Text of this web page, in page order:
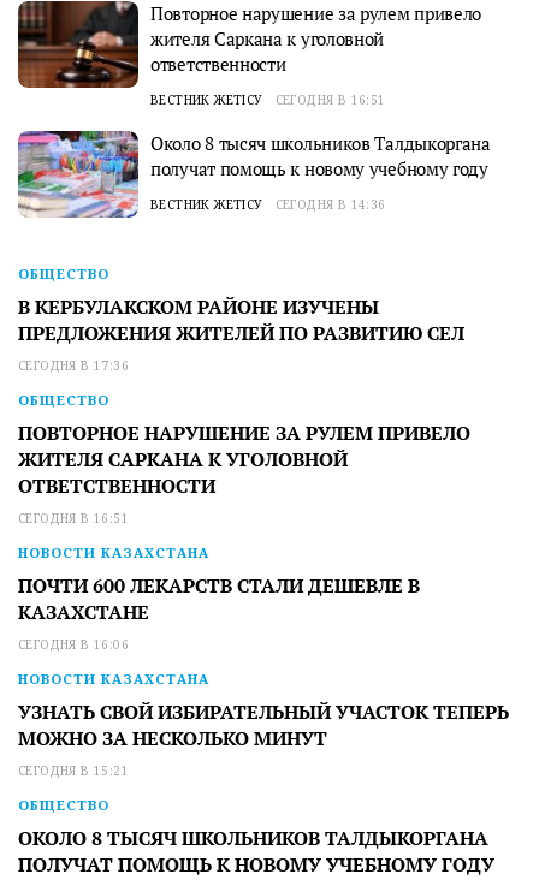
Повторное нарушение за рулем привело
жителя Саркана к уголовной
ответственности
ВЕСТНИК ЖЕТІСУ СЕГОДНЯ В 16:51
Около 8 тысяч школьников Талдыкоргана
получат помощь к новому учебному году
ВЕСТНИК ЖЕТІСУ СЕГОДНЯ В 14:36
ОБЩЕСТВО
В КЕРБУЛАКСКОМ РАЙОНЕ ИЗУЧЕНЫ
ПРЕДЛОЖЕНИЯ ЖИТЕЛЕЙ ПО РАЗВИТИЮ СЕЛ
СЕГОДНЯ В 17:36
ОБЩЕСТВО
ПОВТОРНОЕ НАРУШЕНИЕ ЗА РУЛЕМ ПРИВЕЛО
ЖИТЕЛЯ САРКАНА К УГОЛОВНОЙ
ОТВЕТСТВЕННОСТИ
СЕГОДНЯ В 16:51
НОВОСТИ КАЗАХСТАНА
ПОЧТИ 600 ЛЕКАРСТВ СТАЛИ ДЕШЕВЛЕ В
КАЗАХСТАНЕ
СЕГОДНЯ В 16:06
НОВОСТИ КАЗАХСТАНА
УЗНАТЬ СВОЙ ИЗБИРАТЕЛЬНЫЙ УЧАСТОК ТЕПЕРЬ
МОЖНО ЗА НЕСКОЛЬКО МИНУТ
СЕГОДНЯ В 15:21
ОБЩЕСТВО
ОКОЛО 8 ТЫСЯЧ ШКОЛЬНИКОВ ТАЛДЫКОРГАНА
ПОЛУЧАТ ПОМОЩЬ К НОВОМУ УЧЕБНОМУ ГОДУ